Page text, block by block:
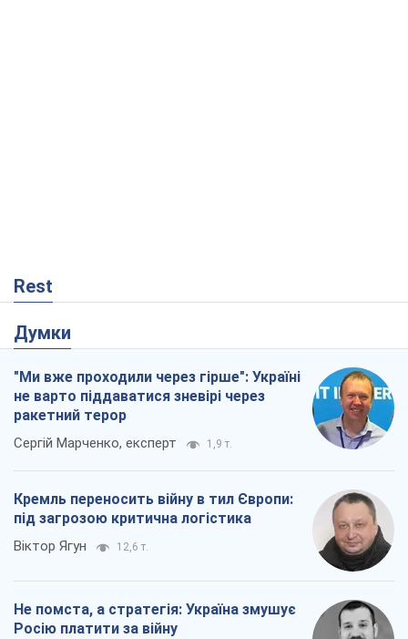
Rest
Думки
"Ми вже проходили через гірше": Україні
не варто піддаватися зневірі через
ракетний терор
Сергій Марченко, експерт 1,9 т.
Кремль переносить війну в тил Європи:
під загрозою критична логістика
Віктор Ягун 12,6 т.
Не помста, а стратегія: Україна змушує
Росію платити за війну